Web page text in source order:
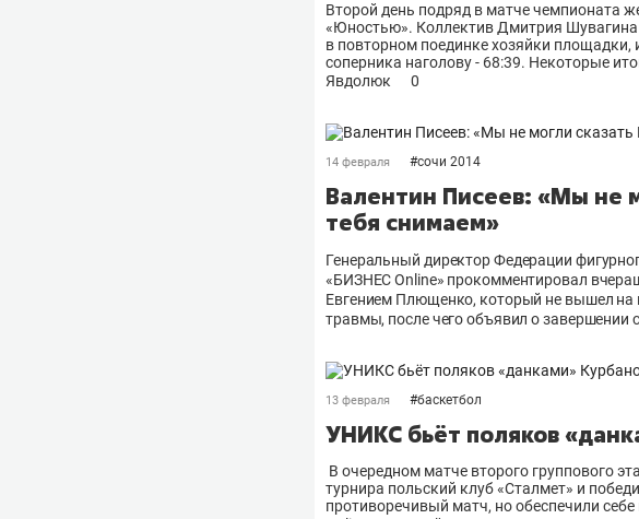
Второй день подряд в матче чемпионата
«Юностью». Коллектив Дмитрия Шувагина
в повторном поединке хозяйки площадки,
соперника наголову - 68:39. Некоторые
Явдолюк
0
14 февраля #сочи 2014
Валентин Писеев: «Мы не
тебя снимаем»
Генеральный директор Федерации
«БИЗНЕС Online» прокомментировал
Евгением Плющенко, который не вышел на
травмы, после чего объявил о завершении
13 февраля #баскетбол
УНИКС бьёт поляков
В очередном матче второго группового
турнира польский клуб «Сталмет» и
противоречивый матч, но обеспечили